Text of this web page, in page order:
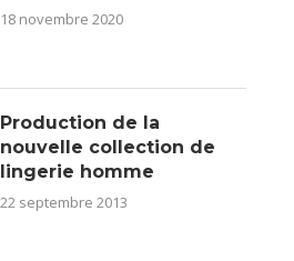
18 novembre 2020
Production de la
nouvelle collection de
lingerie homme
22 septembre 2013